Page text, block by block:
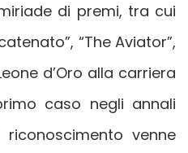
di premi, tra cui
“The Aviator”,
d’Oro alla carriera
caso negli annali
venne